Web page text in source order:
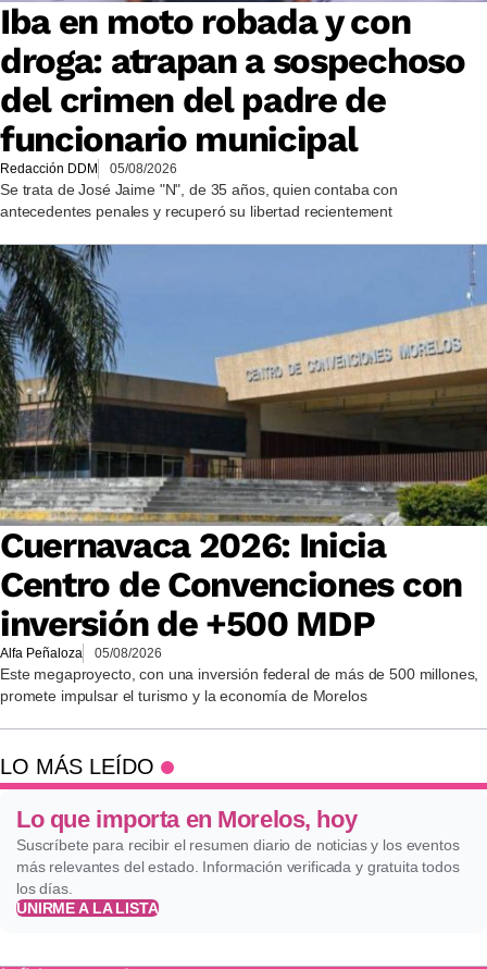
Iba en moto robada y con
droga: atrapan a sospechoso
del crimen del padre de
funcionario municipal
Redacción DDM 05/08/2026
Se trata de José Jaime "N", de 35 años, quien contaba con
antecedentes penales y recuperó su libertad recientement
Cuernavaca 2026: Inicia
Centro de Convenciones con
inversión de +500 MDP
Alfa Peñaloza 05/08/2026
Este megaproyecto, con una inversión federal de más de 500 millones,
promete impulsar el turismo y la economía de Morelos
LO MÁS LEÍDO
Lo que importa en Morelos, hoy
Suscríbete para recibir el resumen diario de noticias y los eventos
más relevantes del estado. Información verificada y gratuita todos
los días.
UNIRME A LA LISTA